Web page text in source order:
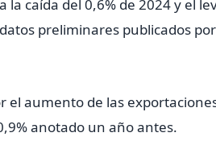
caída del 0,6% de 2024 y el
preliminares publicados
el aumento de las
anotado un año antes.